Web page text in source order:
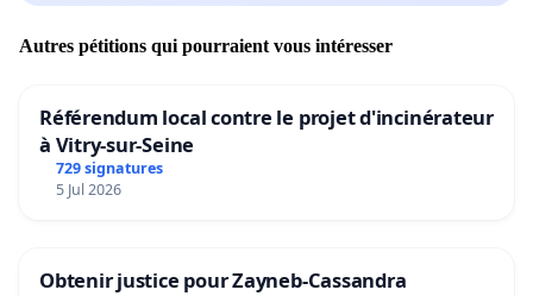
Autres pétitions qui pourraient vous intéresser
Référendum local contre le projet d'incinérateur
à Vitry-sur-Seine
729 signatures
5 Jul 2026
Obtenir justice pour Zayneb-Cassandra